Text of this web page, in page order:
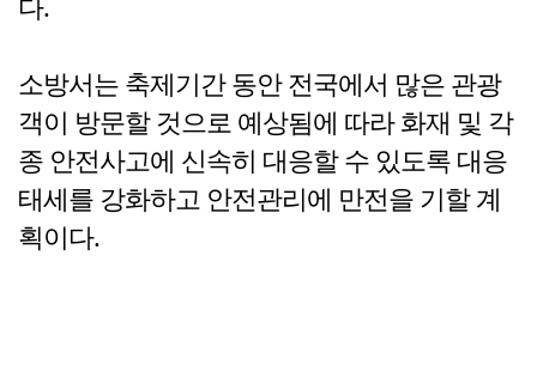
다.
소방서는 축제기간 동안 전국에서 많은 관광
객이 방문할 것으로 예상됨에 따라 화재 및 각
종 안전사고에 신속히 대응할 수 있도록 대응
태세를 강화하고 안전관리에 만전을 기할 계
획이다.